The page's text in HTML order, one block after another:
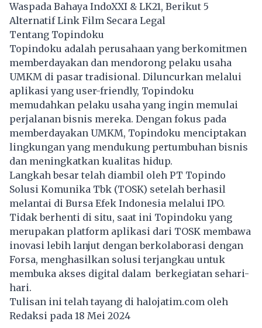
Waspada Bahaya IndoXXI & LK21, Berikut 5
Alternatif Link Film Secara Legal
Tentang Topindoku
Topindoku adalah perusahaan yang berkomitmen
memberdayakan dan mendorong pelaku usaha
UMKM di pasar tradisional. Diluncurkan melalui
aplikasi yang user-friendly, Topindoku
memudahkan pelaku usaha yang ingin memulai
perjalanan bisnis mereka. Dengan fokus pada
memberdayakan UMKM, Topindoku menciptakan
lingkungan yang mendukung pertumbuhan bisnis
dan meningkatkan kualitas hidup.
Langkah besar telah diambil oleh PT Topindo
Solusi Komunika Tbk (TOSK) setelah berhasil
melantai di Bursa Efek Indonesia melalui IPO.
Tidak berhenti di situ, saat ini Topindoku yang
merupakan platform aplikasi dari TOSK membawa
inovasi lebih lanjut dengan berkolaborasi dengan
Forsa, menghasilkan solusi terjangkau untuk
membuka akses digital dalam berkegiatan sehari-
hari.
Tulisan ini telah tayang di halojatim.com oleh
Redaksi pada 18 Mei 2024